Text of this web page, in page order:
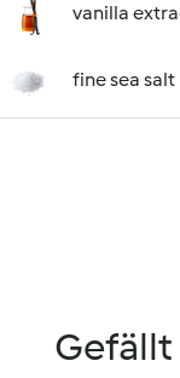
vanilla
fine sea salt
Gefällt